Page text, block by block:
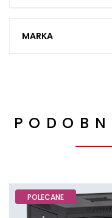
MARKA
POLECANE